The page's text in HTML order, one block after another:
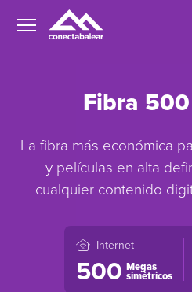
Fibra
La fibra más económica
y películas en alta
cualquier contenido
Internet
500 Megas
simétricos